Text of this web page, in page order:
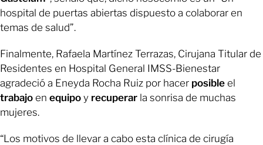
hospital de puertas abiertas dispuesto a colaborar en
temas de salud”.
Finalmente, Rafaela Martínez Terrazas, Cirujana Titular de
Residentes en Hospital General IMSS-Bienestar
agradeció a Eneyda Rocha Ruiz por hacer posible el
trabajo en equipo y recuperar la sonrisa de muchas
mujeres.
“Los motivos de llevar a cabo esta clínica de cirugía